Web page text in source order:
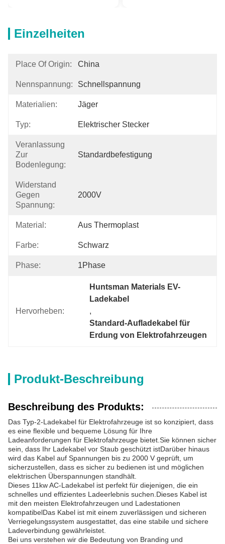
Einzelheiten
Place Of Origin: China
Nennspannung: Schnellspannung
Materialien: Jäger
Typ: Elektrischer Stecker
Veranlassung
Zur
Bodenlegung:
Standardbefestigung
Widerstand
Gegen
Spannung:
2000V
Material: Aus Thermoplast
Farbe: Schwarz
Phase: 1Phase
Hervorheben:
Huntsman Materials EV-
Ladekabel
,
Standard-Aufladekabel für
Erdung von Elektrofahrzeugen
Produkt-Beschreibung
Beschreibung des Produkts:
Das Typ-2-Ladekabel für Elektrofahrzeuge ist so konzipiert, dass
es eine flexible und bequeme Lösung für Ihre
Ladeanforderungen für Elektrofahrzeuge bietet.Sie können sicher
sein, dass Ihr Ladekabel vor Staub geschützt istDarüber hinaus
wird das Kabel auf Spannungen bis zu 2000 V geprüft, um
sicherzustellen, dass es sicher zu bedienen ist und möglichen
elektrischen Überspannungen standhält.
Dieses 11kw AC-Ladekabel ist perfekt für diejenigen, die ein
schnelles und effizientes Ladeerlebnis suchen.Dieses Kabel ist
mit den meisten Elektrofahrzeugen und Ladestationen
kompatibelDas Kabel ist mit einem zuverlässigen und sicheren
Verriegelungssystem ausgestattet, das eine stabile und sichere
Ladeverbindung gewährleistet.
Bei uns verstehen wir die Bedeutung von Branding und